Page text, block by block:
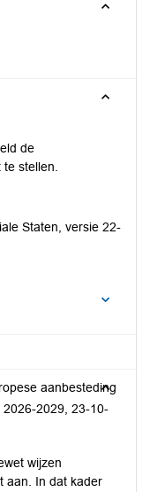
de
stellen.
Staten, versie 22-
aanbesteding
2026-2029, 23-10-
wijzen
aan. In dat kader